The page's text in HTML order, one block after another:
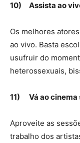
10) Assista ao
Os melhores
ao vivo. Basta
usufruir do
heterossexuais,
11) Vá ao cinema
Aproveite as
trabalho dos